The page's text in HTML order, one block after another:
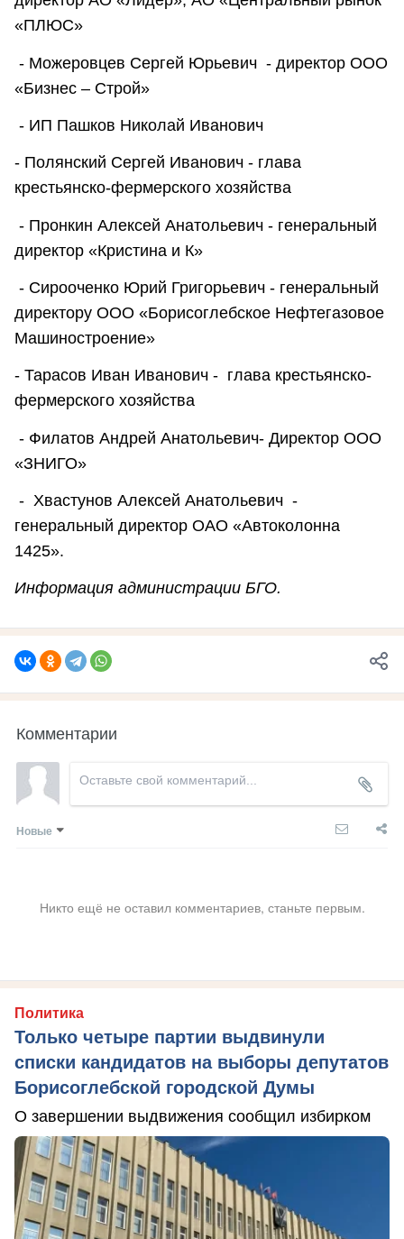
«ПЛЮС»
- Можеровцев Сергей Юрьевич - директор ООО
«Бизнес – Строй»
- ИП Пашков Николай Иванович
- Полянский Сергей Иванович - глава
крестьянско-фермерского хозяйства
- Пронкин Алексей Анатольевич - генеральный
директор «Кристина и К»
- Сирооченко Юрий Григорьевич - генеральный
директору ООО «Борисоглебское Нефтегазовое
Машиностроение»
- Тарасов Иван Иванович - глава крестьянско-
фермерского хозяйства
- Филатов Андрей Анатольевич- Директор ООО
«ЗНИГО»
- Хвастунов Алексей Анатольевич -
генеральный директор ОАО «Автоколонна
1425».
Информация администрации БГО.
Комментарии
Новые
Никто ещё не оставил комментариев, станьте первым.
Политика
Только четыре партии выдвинули
списки кандидатов на выборы депутатов
Борисоглебской городской Думы
О завершении выдвижения сообщил избирком